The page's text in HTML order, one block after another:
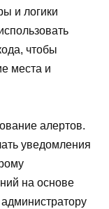
и логики
чтобы
места и
алертов.
уведомления
на основе